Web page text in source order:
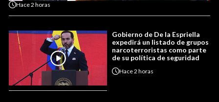
Hace2 horas
Gobierno de De la Espriella
expedirá un listado de grupos
narcoterroristas como parte
de su política de seguridad
Hace2 horas